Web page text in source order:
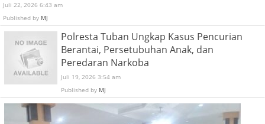
Juli 22, 2026 6:43 am
Published by MJ
Polresta Tuban Ungkap Kasus Pencurian
Berantai, Persetubuhan Anak, dan
Peredaran Narkoba
Juli 19, 2026 3:54 am
Published by MJ